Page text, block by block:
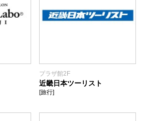
プラザ館2F
近畿日本ツーリスト
[旅行]